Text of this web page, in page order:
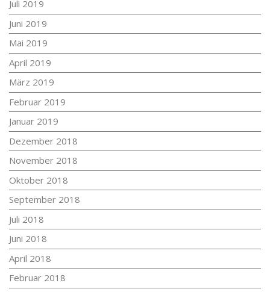
Juli 2019
Juni 2019
Mai 2019
April 2019
März 2019
Februar 2019
Januar 2019
Dezember 2018
November 2018
Oktober 2018
September 2018
Juli 2018
Juni 2018
April 2018
Februar 2018